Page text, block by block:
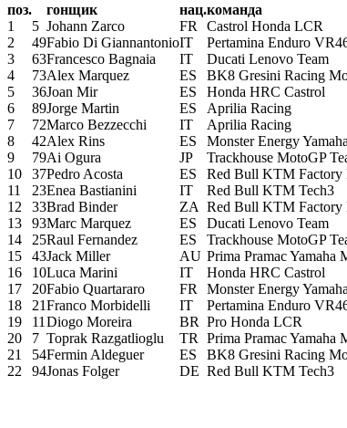
поз. гонщик нац.команда
1
5 Johann Zarco FR Castrol Honda LCR
2
49Fabio Di GiannantonioIT Pertamina Enduro
3
63Francesco Bagnaia IT Ducati Lenovo Team
4
73Alex Marquez ES BK8 Gresini Racing
5
36Joan Mir ES Honda HRC Castrol
6
89Jorge Martin ES Aprilia Racing
7
72Marco Bezzecchi IT Aprilia Racing
8
42Alex Rins ES Monster Energy
9
79Ai Ogura JP Trackhouse MotoGP
10
37Pedro Acosta ES Red Bull KTM Factory
11
23Enea Bastianini IT Red Bull KTM Tech3
12
33Brad Binder ZA Red Bull KTM Factory
13
93Marc Marquez ES Ducati Lenovo Team
14
25Raul Fernandez ES Trackhouse MotoGP
15
43Jack Miller AU Prima Pramac Yamaha
16
10Luca Marini IT Honda HRC Castrol
17
20Fabio Quartararo FR Monster Energy
18
21Franco Morbidelli IT Pertamina Enduro
19
11 Diogo Moreira BR Pro Honda LCR
20
7 Toprak Razgatlioglu TR Prima Pramac Yamaha
21
54Fermin Aldeguer ES BK8 Gresini Racing
22
94Jonas Folger DE Red Bull KTM Tech3